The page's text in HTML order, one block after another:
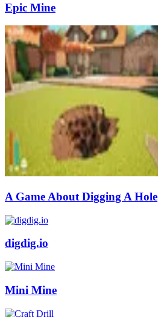
Epic Mine
A Game About Digging A Hole
digdig.io
Mini Mine